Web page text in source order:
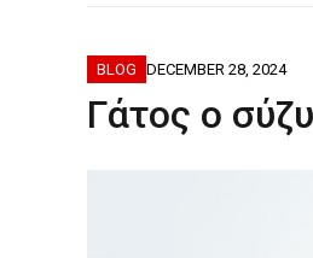
BLOG DECEMBER 28, 2024
Γάτος ο